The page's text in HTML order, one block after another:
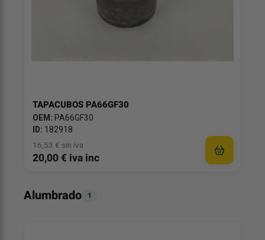
TAPACUBOS PA66GF30
OEM: PA66GF30
ID: 182918
16,53 € sin iva
20,00 € iva inc
Alumbrado 1